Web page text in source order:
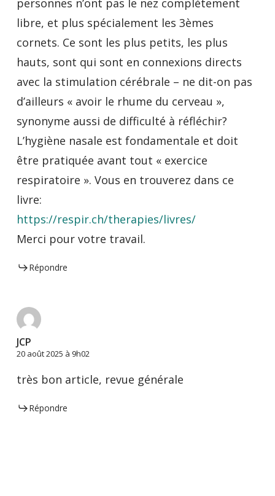
personnes n’ont pas le nez complètement
libre, et plus spécialement les 3èmes
cornets. Ce sont les plus petits, les plus
hauts, sont qui sont en connexions directs
avec la stimulation cérébrale – ne dit-on pas
d’ailleurs « avoir le rhume du cerveau »,
synonyme aussi de difficulté à réfléchir?
L’hygiène nasale est fondamentale et doit
être pratiquée avant tout « exercice
respiratoire ». Vous en trouverez dans ce
livre:
https://respir.ch/therapies/livres/
Merci pour votre travail.
Répondre
JCP
20 août 2025 à 9h02
très bon article, revue générale
Répondre